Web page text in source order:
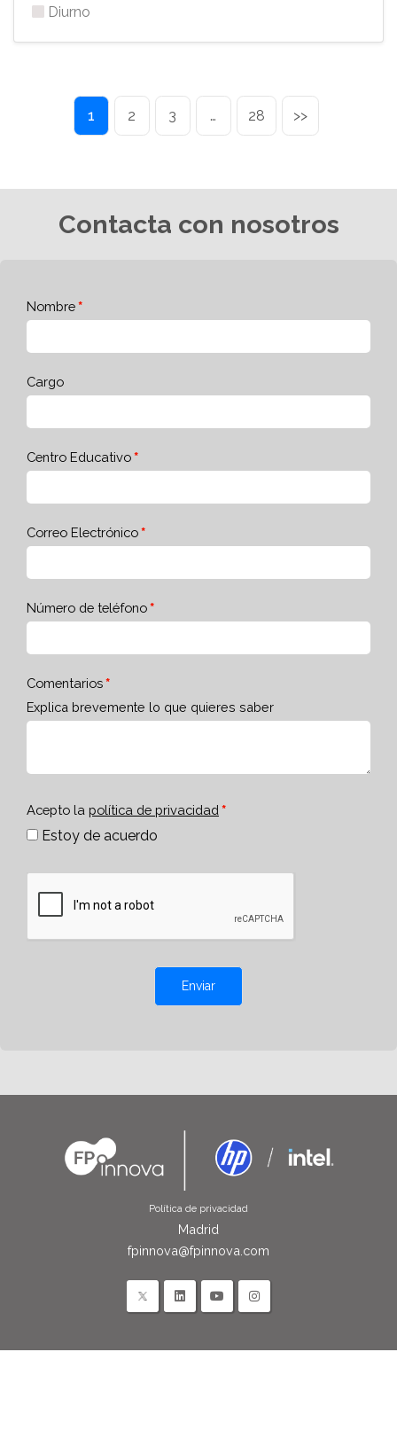
Diurno
1 2 3 … 28 >>
Contacta con nosotros
Nombre
Cargo
Centro Educativo
Correo Electrónico
Número de teléfono
Comentarios
Explica brevemente lo que quieres saber
Acepto la política de privacidad
Estoy de acuerdo
Enviar
Política de privacidad
Madrid
fpinnova@fpinnova.com